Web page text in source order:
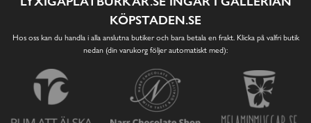
KÖPSTADEN.SE
Hos oss kan du handla i alla anslutna butiker och bara betala en frakt. Klicka på valfri butik
nedan (din varukorg följer automatiskt med):